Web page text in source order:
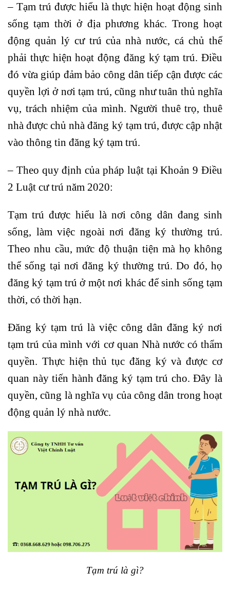
– Tạm trú được hiểu là thực hiện hoạt động sinh
sống tạm thời ở địa phương khác. Trong hoạt
động quản lý cư trú của nhà nước, cá chủ thể
phải thực hiện hoạt động đăng ký tạm trú. Điều
đó vừa giúp đảm bảo công dân tiếp cận được các
quyền lợi ở nơi tạm trú, cũng như tuân thủ nghĩa
vụ, trách nhiệm của mình. Người thuê trọ, thuê
nhà được chủ nhà đăng ký tạm trú, được cập nhật
vào thông tin đăng ký tạm trú.
– Theo quy định của pháp luật tại Khoản 9 Điều
2 Luật cư trú năm 2020:
Tạm trú được hiểu là nơi công dân đang sinh
sống, làm việc ngoài nơi đăng ký thường trú.
Theo nhu cầu, mức độ thuận tiện mà họ không
thể sống tại nơi đăng ký thường trú. Do đó, họ
đăng ký tạm trú ở một nơi khác để sinh sống tạm
thời, có thời hạn.
Đăng ký tạm trú là việc công dân đăng ký nơi
tạm trú của mình với cơ quan Nhà nước có thẩm
quyền. Thực hiện thủ tục đăng ký và được cơ
quan này tiến hành đăng ký tạm trú cho. Đây là
quyền, cũng là nghĩa vụ của công dân trong hoạt
động quản lý nhà nước.
Tạm trú là gì?